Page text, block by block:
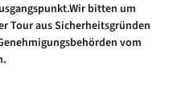
bitten um
Tour aus Sicherheitsgründen
vom